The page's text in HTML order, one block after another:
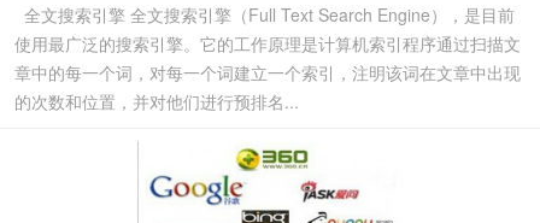
全文搜索引擎 全文搜索引擎（Full Text Search Engine），是目前
使用最广泛的搜索引擎。它的工作原理是计算机索引程序通过扫描文
章中的每一个词，对每一个词建立一个索引，注明该词在文章中出现
的次数和位置，并对他们进行预排名...